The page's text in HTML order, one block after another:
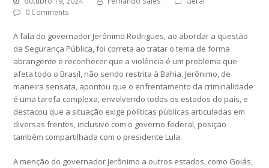
0 Comments
A fala do governador Jerônimo Rodrigues, ao abordar a questão
da Segurança Pública, foi correta ao tratar o tema de forma
abrangente e reconhecer que a violência é um problema que
afeta todo o Brasil, não sendo restrita à Bahia. Jerônimo, de
maneira sensata, apontou que o enfrentamento da criminalidade
é uma tarefa complexa, envolvendo todos os estados do país, e
destacou que a situação exige políticas públicas articuladas em
diversas frentes, inclusive com o governo federal, posição
também compartilhada com o presidente Lula.
A menção do governador Jerônimo a outros estados, como Goiás,